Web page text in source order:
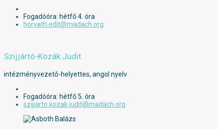
Fogadóóra: hétfő 4. óra
horvath.edit@madach.org
Szijjártó-Kozák Judit
intézményvezető-helyettes, angol nyelv
Fogadóóra: hétfő 5. óra
szijjarto.kozak.judit@madach.org